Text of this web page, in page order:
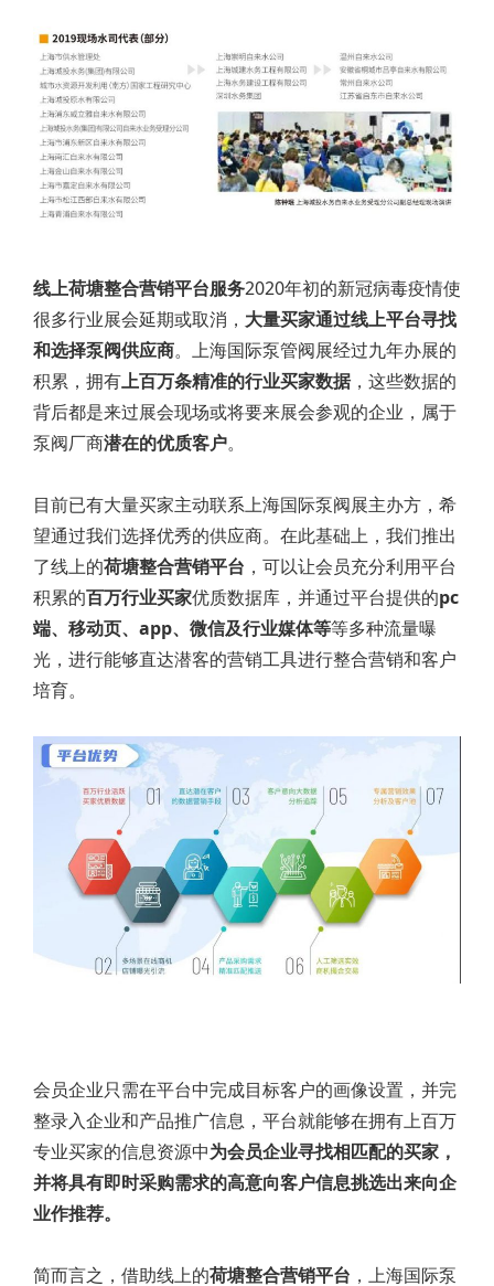
线上荷塘整合营销平台服务2020年初的新冠病毒疫情使
很多行业展会延期或取消， 大量买家通过线上平台寻找
和选择泵阀供应商。上海国际泵管阀展经过九年办展的
积累，拥有上百万条精准的行业买家数据，这些数据的
背后都是来过展会现场或将要来展会参观的企业，属于
泵阀厂商潜在的优质客户。
目前已有大量买家主动联系上海国际泵阀展主办方，希
望通过我们选择优秀的供应商。在此基础上，我们推出
了线上的荷塘整合营销平台 ，可以让会员充分利用平台
积累的百万行业买家优质数据库，并通过平台提供的pc
端、移动页、app、微信及行业媒体等等多种流量曝
光，进行能够直达潜客的营销工具进行整合营销和客户
培育。
会员企业只需在平台中完成目标客户的画像设置，并完
整录入企业和产品推广信息，平台就能够在拥有上百万
专业买家的信息资源中为会员企业寻找相匹配的买家，
并将具有即时采购需求的高意向客户信息挑选出来向企
业作推荐。
简而言之，借助线上的荷塘整合营销平台 ，上海国际泵